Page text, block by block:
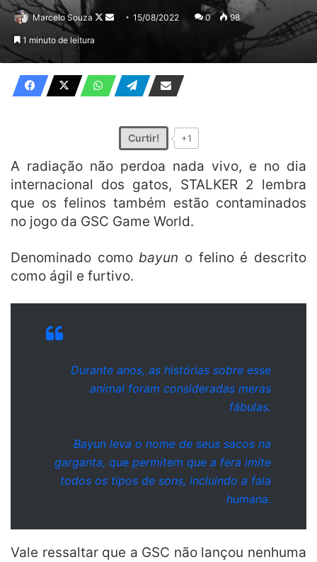
Marcelo Souza
Follow
Mande15/08/2022 0 98
1 minuto de leitura
Curtir! +1
A radiação não perdoa nada vivo, e no dia
internacional dos gatos, STALKER 2 lembra
que os felinos também estão contaminados
no jogo da GSC Game World.
Denominado comobayun o felino é descrito
como ágil e furtivo.
Durante anos, as histórias sobre esse
animal foram consideradas meras
fábulas.
Bayun leva o nome de seus sacos na
garganta, que permitem que a fera imite
todos os tipos de sons, incluindo a fala
humana.
Vale ressaltar que a GSC não lançou nenhuma